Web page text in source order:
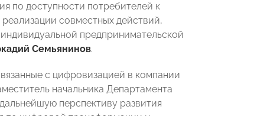
по доступности потребителей к
совместных действий,
предпринимательской
Семьянинов.
с цифровизацией в компании
начальника Департамента
перспективу развития